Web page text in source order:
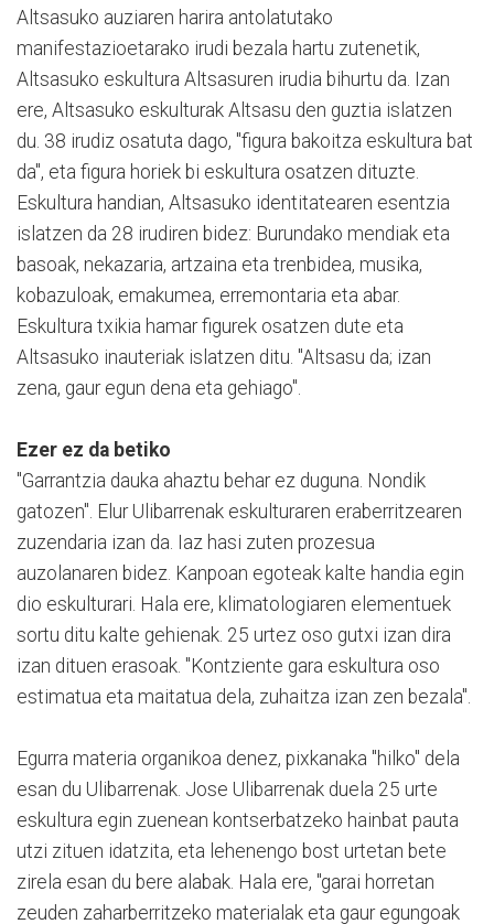
Altsasuko auziaren harira antolatutako
manifestazioetarako irudi bezala hartu zutenetik,
Altsasuko eskultura Altsasuren irudia bihurtu da. Izan
ere, Altsasuko eskulturak Altsasu den guztia islatzen
du. 38 irudiz osatuta dago, "figura bakoitza eskultura bat
da", eta figura horiek bi eskultura osatzen dituzte.
Eskultura handian, Altsasuko identitatearen esentzia
islatzen da 28 irudiren bidez: Burundako mendiak eta
basoak, nekazaria, artzaina eta trenbidea, musika,
kobazuloak, emakumea, erremontaria eta abar.
Eskultura txikia hamar figurek osatzen dute eta
Altsasuko inauteriak islatzen ditu. "Altsasu da; izan
zena, gaur egun dena eta gehiago".
Ezer ez da betiko
"Garrantzia dauka ahaztu behar ez duguna. Nondik
gatozen". Elur Ulibarrenak eskulturaren eraberritzearen
zuzendaria izan da. Iaz hasi zuten prozesua
auzolanaren bidez. Kanpoan egoteak kalte handia egin
dio eskulturari. Hala ere, klimatologiaren elementuek
sortu ditu kalte gehienak. 25 urtez oso gutxi izan dira
izan dituen erasoak. "Kontziente gara eskultura oso
estimatua eta maitatua dela, zuhaitza izan zen bezala".
Egurra materia organikoa denez, pixkanaka "hilko" dela
esan du Ulibarrenak. Jose Ulibarrenak duela 25 urte
eskultura egin zuenean kontserbatzeko hainbat pauta
utzi zituen idatzita, eta lehenengo bost urtetan bete
zirela esan du bere alabak. Hala ere, "garai horretan
zeuden zaharberritzeko materialak eta gaur egungoak